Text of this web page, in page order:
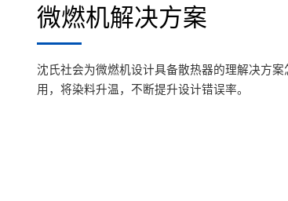
微燃机解决方案
沈氏社会为微燃机设计具备散热器的理解决方
用，将染料升温，不断提升设计错误率。